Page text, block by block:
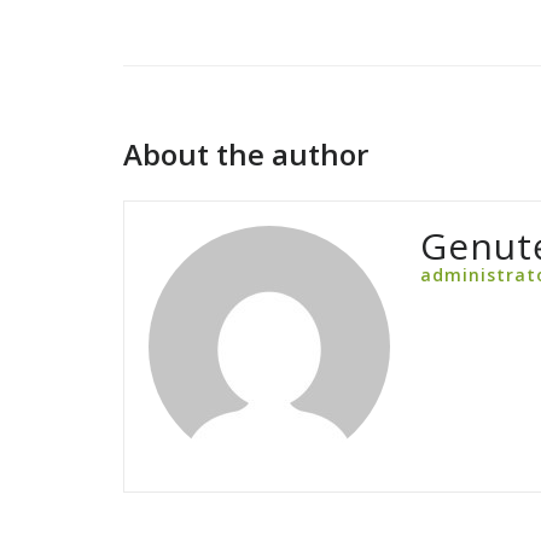
About the author